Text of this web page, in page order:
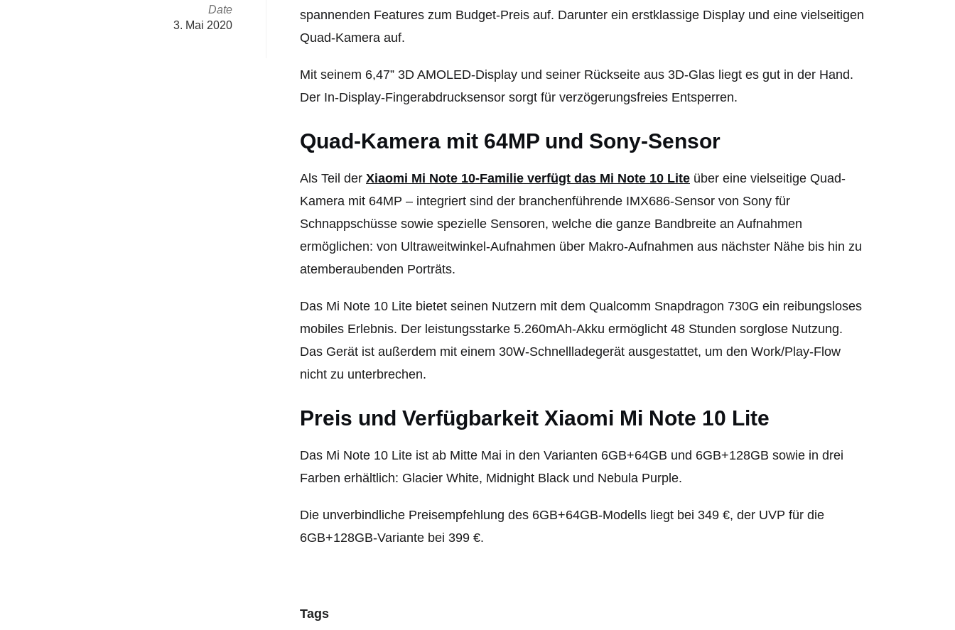
spannenden Features zum Budget-Preis auf. Darunter ein erstklassige Display und eine vielseitigen
Quad-Kamera auf.
Mit seinem 6,47” 3D AMOLED-Display und seiner Rückseite aus 3D-Glas liegt es gut in der Hand.
Der In-Display-Fingerabdrucksensor sorgt für verzögerungsfreies Entsperren.
Quad-Kamera mit 64MP und Sony-Sensor
Als Teil der Xiaomi Mi Note 10-Familie verfügt das Mi Note 10 Lite über eine vielseitige Quad-
Kamera mit 64MP – integriert sind der branchenführende IMX686-Sensor von Sony für
Schnappschüsse sowie spezielle Sensoren, welche die ganze Bandbreite an Aufnahmen
ermöglichen: von Ultraweitwinkel-Aufnahmen über Makro-Aufnahmen aus nächster Nähe bis hin zu
atemberaubenden Porträts.
Das Mi Note 10 Lite bietet seinen Nutzern mit dem Qualcomm Snapdragon 730G ein reibungsloses
mobiles Erlebnis. Der leistungsstarke 5.260mAh-Akku ermöglicht 48 Stunden sorglose Nutzung.
Das Gerät ist außerdem mit einem 30W-Schnellladegerät ausgestattet, um den Work/Play-Flow
nicht zu unterbrechen.
Preis und Verfügbarkeit Xiaomi Mi Note 10 Lite
Das Mi Note 10 Lite ist ab Mitte Mai in den Varianten 6GB+64GB und 6GB+128GB sowie in drei
Farben erhältlich: Glacier White, Midnight Black und Nebula Purple.
Die unverbindliche Preisempfehlung des 6GB+64GB-Modells liegt bei 349 €, der UVP für die
6GB+128GB-Variante bei 399 €.
Tags
Date
3. Mai 2020